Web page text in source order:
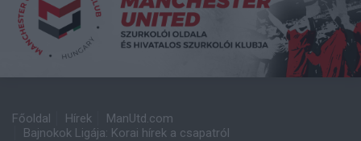
Főoldal Hírek
ManUtd.com
Bajnokok Ligája: Korai hírek a csapatról